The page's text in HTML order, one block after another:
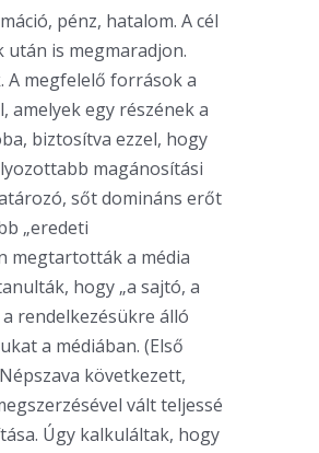
pénz, hatalom. A cél
után is megmaradjon.
A megfelelő források a
amelyek egy részének a
biztosítva ezzel, hogy
magánosítási
sőt domináns erőt
„eredeti
megtartották a média
hogy „a sajtó, a
rendelkezésükre álló
a médiában. (Első
következett,
vált teljessé
Úgy kalkuláltak, hogy